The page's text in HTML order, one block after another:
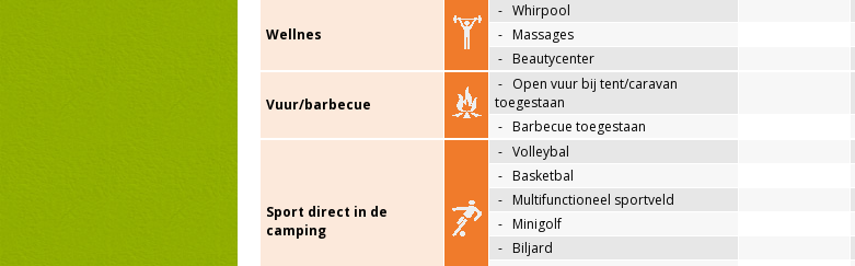
Wellnes
- Whirpool
- Massages
- Beautycenter
Vuur/barbecue
- Open vuur bij tent/caravan
toegestaan
- Barbecue toegestaan
Sport direct in de
camping
- Volleybal
- Basketbal
- Multifunctioneel sportveld
- Minigolf
- Biljard